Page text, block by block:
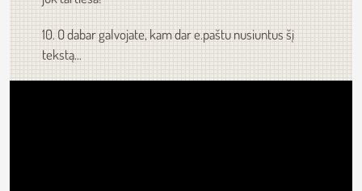
10. O dabar galvojate, kam dar e.paštu nusiuntus šį
tekstą...